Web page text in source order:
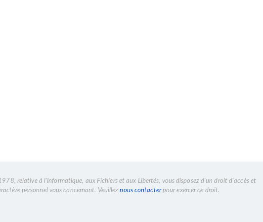
relative à l'Informatique, aux Fichiers et aux Libertés, vous disposez d'un droit d'accès et
personnel vous concernant. Veuilleznous contacterpour exercer ce droit.